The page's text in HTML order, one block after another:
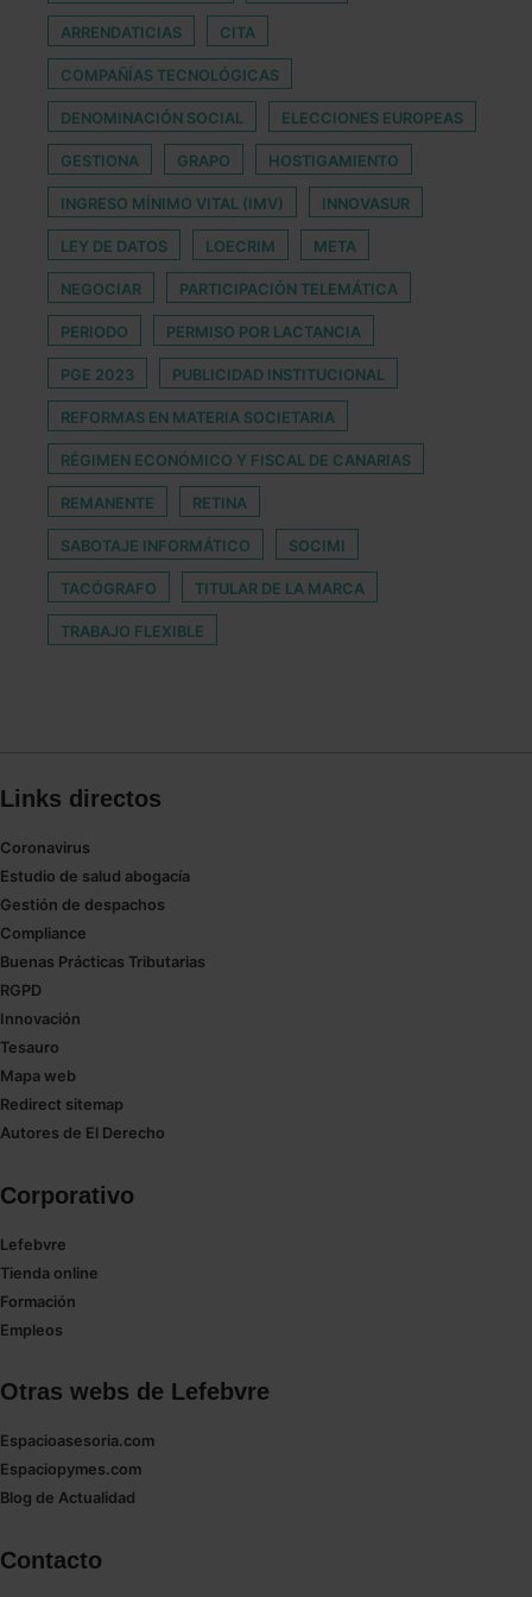
ARRENDATICIAS CITA
COMPAÑÍAS TECNOLÓGICAS
DENOMINACIÓN SOCIAL ELECCIONES EUROPEAS
GESTIONA GRAPO HOSTIGAMIENTO
INGRESO MÍNIMO VITAL (IMV) INNOVASUR
LEY DE DATOS LOECRIM META
NEGOCIAR PARTICIPACIÓN TELEMÁTICA
PERIODO PERMISO POR LACTANCIA
PGE 2023 PUBLICIDAD INSTITUCIONAL
REFORMAS EN MATERIA SOCIETARIA
RÉGIMEN ECONÓMICO Y FISCAL DE CANARIAS
REMANENTE RETINA
SABOTAJE INFORMÁTICO SOCIMI
TACÓGRAFO TITULAR DE LA MARCA
TRABAJO FLEXIBLE
Links directos
Coronavirus
Estudio de salud abogacía
Gestión de despachos
Compliance
Buenas Prácticas Tributarias
RGPD
Innovación
Tesauro
Mapa web
Redirect sitemap
Autores de El Derecho
Corporativo
Lefebvre
Tienda online
Formación
Empleos
Otras webs de Lefebvre
Espacioasesoria.com
Espaciopymes.com
Blog de Actualidad
Contacto